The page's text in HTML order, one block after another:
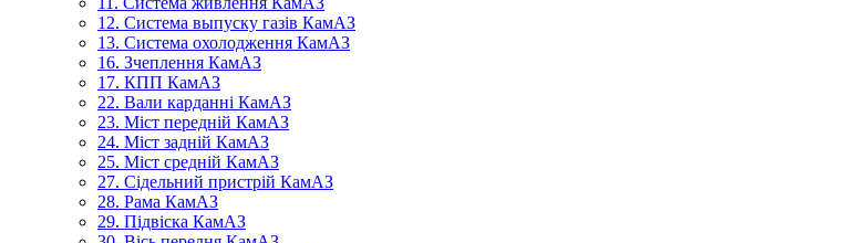
12. Система выпуску газів КамАЗ
13. Система охолодження КамАЗ
16. Зчеплення КамАЗ
17. КПП КамАЗ
22. Вали карданні КамАЗ
23. Міст передній КамАЗ
24. Міст задній КамАЗ
25. Міст средній КамАЗ
27. Сідельний пристрій КамАЗ
28. Рама КамАЗ
29. Підвіска КамАЗ